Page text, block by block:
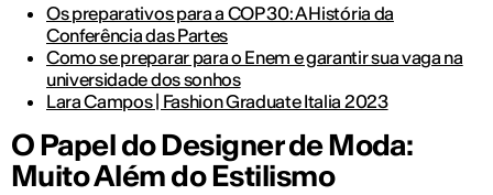
Os preparativos para a COP 30: A História da
Conferência das Partes
Como se preparar para o Enem e garantir sua vaga na
universidade dos sonhos
Lara Campos | Fashion Graduate Italia 2023
O Papel do Designer de Moda:
Muito Além do Estilismo